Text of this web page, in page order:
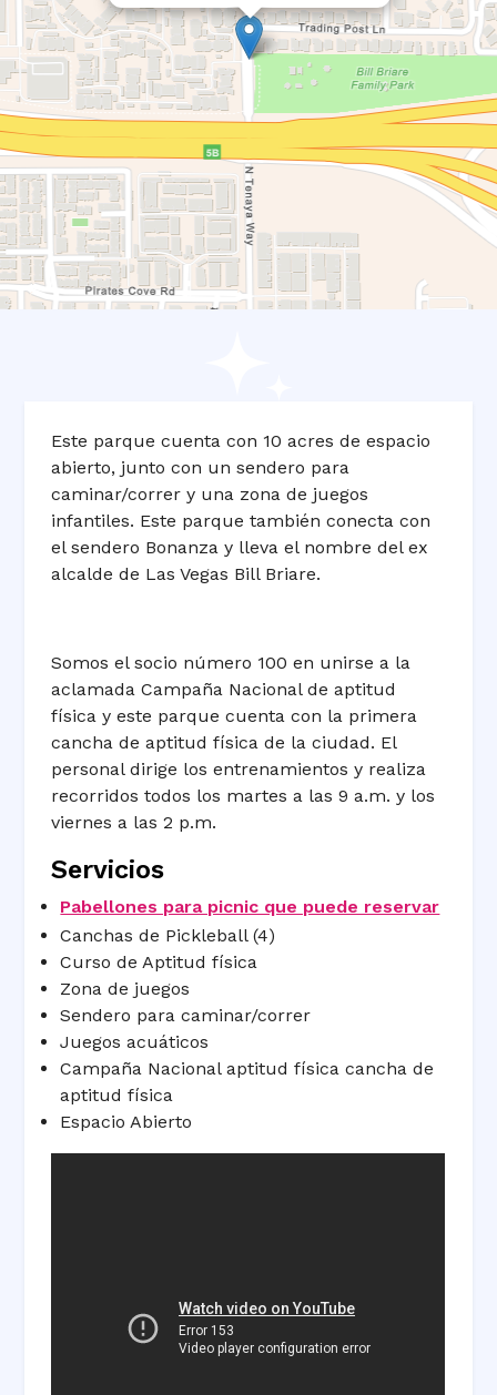
Este parque cuenta con 10 acres de espacio
abierto, junto con un sendero para
caminar/correr y una zona de juegos
infantiles. Este parque también conecta con
el sendero Bonanza y lleva el nombre del ex
alcalde de Las Vegas Bill Briare.
Somos el socio número 100 en unirse a la
aclamada Campaña Nacional de aptitud
física y este parque cuenta con la primera
cancha de aptitud física de la ciudad. El
personal dirige los entrenamientos y realiza
recorridos todos los martes a las 9 a.m. y los
viernes a las 2 p.m.
Servicios
Pabellones para picnic que puede reservar
Canchas de Pickleball (4)
Curso de Aptitud física
Zona de juegos
Sendero para caminar/correr
Juegos acuáticos
Campaña Nacional aptitud física cancha de
aptitud física
Espacio Abierto